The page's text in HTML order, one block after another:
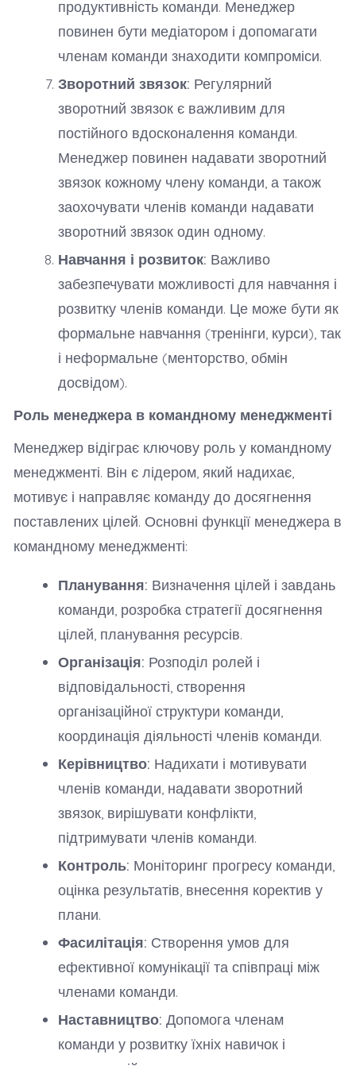
продуктивність команди. Менеджер
повинен бути медіатором і допомагати
членам команди знаходити компроміси.
Зворотний звязок: Регулярний
зворотний звязок є важливим для
постійного вдосконалення команди.
Менеджер повинен надавати зворотний
звязок кожному члену команди, а також
заохочувати членів команди надавати
зворотний звязок один одному.
Навчання і розвиток: Важливо
забезпечувати можливості для навчання і
розвитку членів команди. Це може бути як
формальне навчання (тренінги, курси), так
і неформальне (менторство, обмін
досвідом).
Роль менеджера в командному менеджменті
Менеджер відіграє ключову роль у командному
менеджменті. Він є лідером, який надихає,
мотивує і направляє команду до досягнення
поставлених цілей. Основні функції менеджера в
командному менеджменті:
Планування: Визначення цілей і завдань
команди, розробка стратегії досягнення
цілей, планування ресурсів.
Організація: Розподіл ролей і
відповідальності, створення
організаційної структури команди,
координація діяльності членів команди.
Керівництво: Надихати і мотивувати
членів команди, надавати зворотний
звязок, вирішувати конфлікти,
підтримувати членів команди.
Контроль: Моніторинг прогресу команди,
оцінка результатів, внесення коректив у
плани.
Фасилітація: Створення умов для
ефективної комунікації та співпраці між
членами команди.
Наставництво: Допомога членам
команди у розвитку їхніх навичок і